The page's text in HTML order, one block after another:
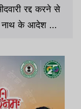
रद्द करने से
नाथ के आदेश को